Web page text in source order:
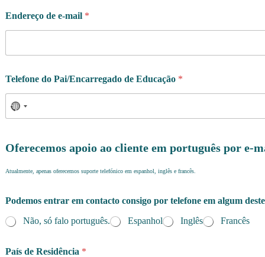
Endereço de e-mail *
Telefone do Pai/Encarregado de Educação *
Oferecemos apoio ao cliente em português por e-
Atualmente, apenas oferecemos suporte telefónico em espanhol, inglês e francês.
Podemos entrar em contacto consigo por telefone em algum
Não, só falo português.
Espanhol Inglês Francês
País de Residência *